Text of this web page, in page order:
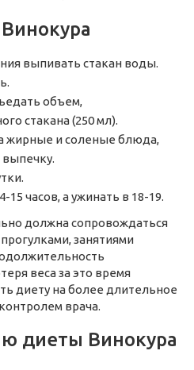
выпивать стакан воды.
объем,
стакана (250 мл).
жирные и соленые блюда,
выпечку.
часов, а ужинать в 18-19.
должна сопровождаться
занятиями
веса за это время
диету на более длительное
врача.
диеты Винокура